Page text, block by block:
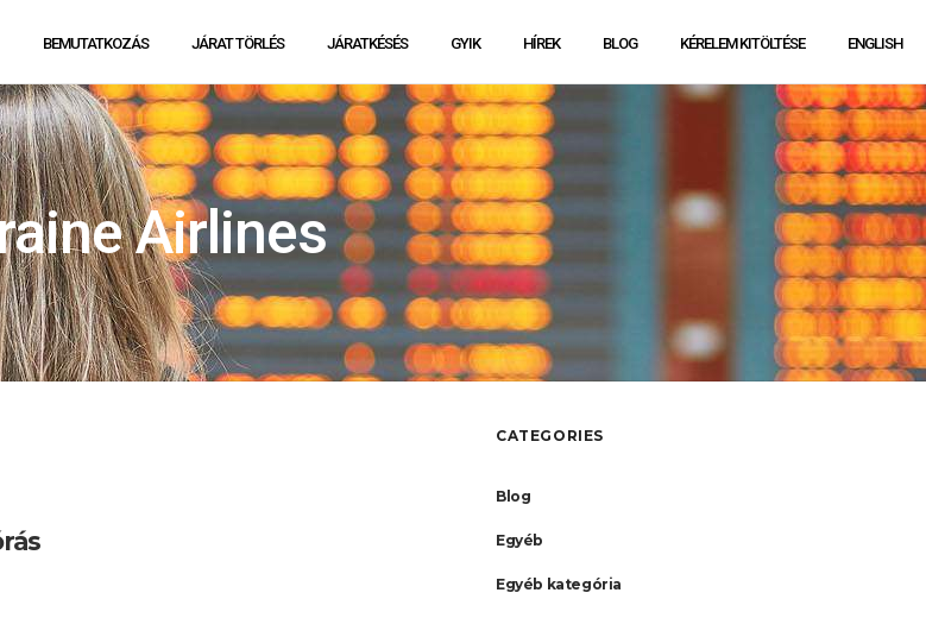
BEMUTATKOZÁS JÁRAT TÖRLÉS JÁRATKÉSÉS GYIK HÍREK BLOG KÉRELEM KITÖLTÉSE ENGLISH
Airlines
CATEGORIES
Blog
Egyéb
Egyéb kategória